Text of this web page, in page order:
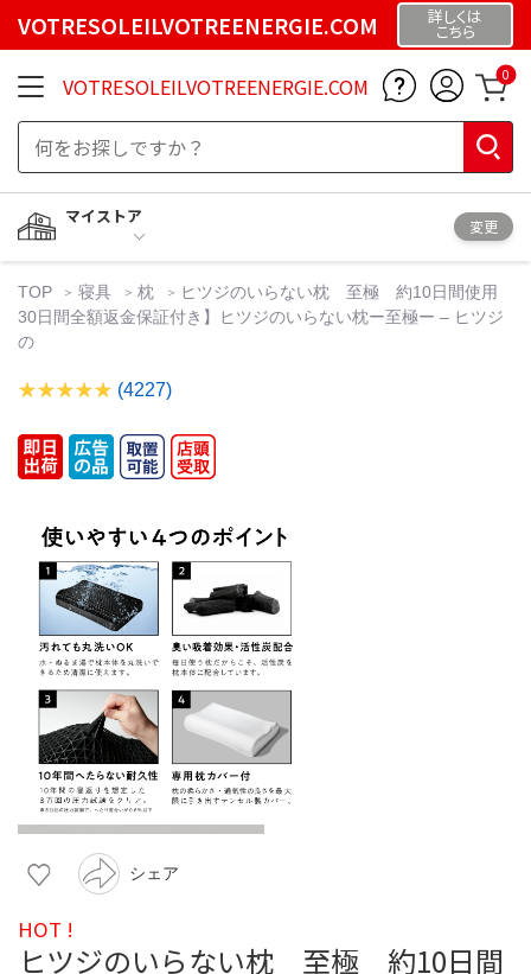
VOTRESOLEILVOTREENERGIE.COM 詳しくは
こちら
VOTRESOLEILVOTREENERGIE.COM 0
マイストア
変更
TOP 寝具 枕
ヒツジのいらない枕 至極 約10日間使用
30日間全額返金保証付き】ヒツジのいらない枕ー至極ー – ヒツジ
の
(4227)
シェア
HOT !
ヒツジのいらない枕 至極 約10日間